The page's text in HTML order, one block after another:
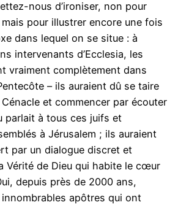
nous d’ironiser, non pour
pour illustrer encore une fois
dans lequel on se situe : à
intervenants d’Ecclesia, les
vraiment complètement dans
– ils auraient dû se taire
et commencer par écouter
parlait à tous ces juifs et
à Jérusalem ; ils auraient
par un dialogue discret et
Vérité de Dieu qui habite le cœur
depuis près de 2000 ans,
innombrables apôtres qui ont